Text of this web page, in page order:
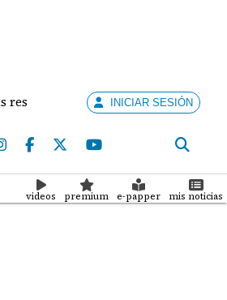
colapsadas en Panamá Oeste:
INICIAR SESIÓN
videos premium e-papper mis noticias